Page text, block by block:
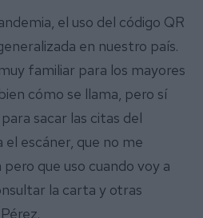
el uso del código QR
en nuestro país.
familiar para los mayores
cómo se llama, pero sí
sacar las citas del
escáner, que no me
que uso cuando voy a
la carta y otras